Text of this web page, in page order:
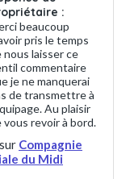
:
beaucoup
pris le temps
nous laisser ce
commentaire
je ne manquerai
de transmettre à
Au plaisir
vous revoir à bord.
Compagnie
du Midi